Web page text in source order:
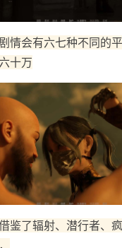
情会有六七种不同的
十万
鉴了辐射、潜行者、